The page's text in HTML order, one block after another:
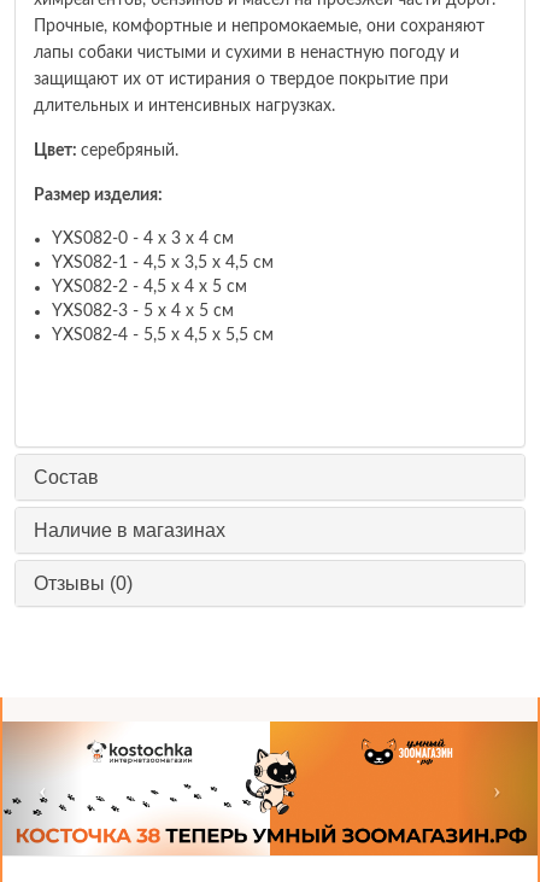
Прочные, комфортные и непромокаемые, они сохраняют
лапы собаки чистыми и сухими в ненастную погоду и
защищают их от истирания о твердое покрытие при
длительных и интенсивных нагрузках.
Цвет: серебряный.
Размер изделия:
YXS082-0 - 4 х 3 х 4 см
YXS082-1 - 4,5 х 3,5 х 4,5 см
YXS082-2 - 4,5 х 4 х 5 см
YXS082-3 - 5 х 4 х 5 см
YXS082-4 - 5,5 х 4,5 х 5,5 см
Состав
Наличие в магазинах
Отзывы (0)